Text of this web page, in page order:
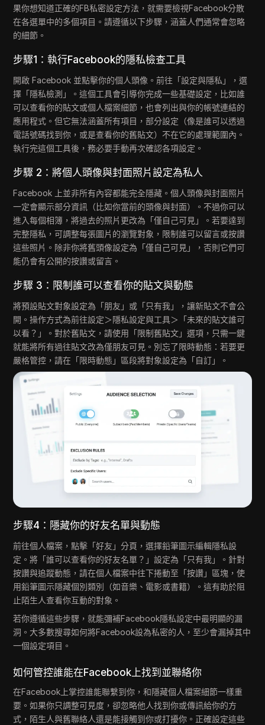
果你想知道正確的FB私密設定方法，就需要檢視Facebook分散
在各選單中的多個項目。請遵循以下步驟，涵蓋人們通常會忽略
的細節。
步驟1：執行Facebook的隱私檢查工具
開啟 Facebook 並點擊你的個人頭像。前往「設定與隱私」，選
擇「隱私檢測」。這個工具會引導你完成一些基礎設定，比如誰
可以查看你的貼文或個人檔案細節，也會列出與你的帳號連結的
應用程式。但它無法涵蓋所有項目，部分設定（像是誰可以透過
電話號碼找到你，或是查看你的舊貼文）不在它的處理範圍內。
執行完這個工具後，務必要手動再次確認各項設定。
步驟 2：將個人頭像與封面照片設定為私人
Facebook 上並非所有內容都能完全隱藏。個人頭像與封面照片
一定會顯示部分資訊（比如你當前的頭像與封面）。不過你可以
進入每個相簿，將過去的照片更改為「僅自己可見」。若要達到
完整隱私，可調整每張圖片的瀏覽對象，限制誰可以留言或按讚
這些照片。除非你將舊頭像設定為「僅自己可見」，否則它們可
能仍會有公開的按讚或留言。
步驟 3：限制誰可以查看你的貼文與動態
將預設貼文對象設定為「朋友」或「只有我」，讓新貼文不會公
開。操作方式為前往設定＞隱私設定與工具＞「未來的貼文誰可
以看？」。對於舊貼文，請使用「限制舊貼文」選項，只需一鍵
就能將所有過往貼文改為僅朋友可見。別忘了限時動態：若要更
嚴格管控，請在「限時動態」區段將對象設定為「自訂」。
步驟4：隱藏你的好友名單與動態
前往個人檔案，點擊「好友」分頁，選擇鉛筆圖示編輯隱私設
定。將「誰可以查看你的好友名單？」設定為「只有我」。針對
按讚與追蹤動態，請在個人檔案中往下捲動至「按讚」區塊，使
用鉛筆圖示隱藏個別類別（如音樂、電影或書籍）。這有助於阻
止陌生人查看你互動的對象。
若你遵循這些步驟，就能彌補Facebook隱私設定中最明顯的漏
洞。大多數搜尋如何將Facebook設為私密的人，至少會漏掉其中
一個設定項目。
如何管控誰能在Facebook上找到並聯絡你
在Facebook上掌控誰能聯繫到你，和隱藏個人檔案細節一樣重
要。如果你只調整可見度，卻忽略他人找到你或傳訊給你的方
式，陌生人與舊聯絡人還是能接觸到你或打擾你。正確設定這些